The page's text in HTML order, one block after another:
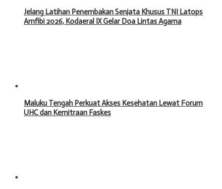
Jelang Latihan Penembakan Senjata Khusus TNI Latops
Amfibi 2026, Kodaeral IX Gelar Doa Lintas Agama
Maluku Tengah Perkuat Akses Kesehatan Lewat Forum
UHC dan Kemitraan Faskes